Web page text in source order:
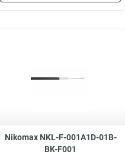
Nikomax NKL-F-001A1D-01B-
BK-F001